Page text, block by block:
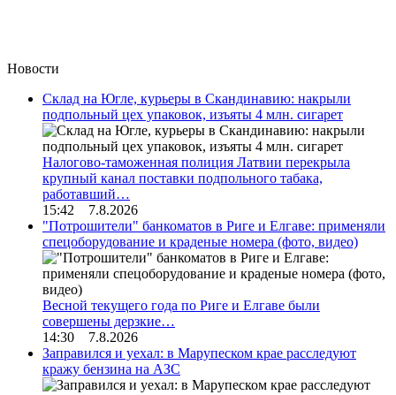
Новости
Склад на Югле, курьеры в Скандинавию: накрыли
подпольный цех упаковок, изъяты 4 млн. сигарет
Налогово-таможенная полиция Латвии перекрыла
крупный канал поставки подпольного табака,
работавший…
15:42 7.8.2026
"Потрошители" банкоматов в Риге и Елгаве: применяли
спецоборудование и краденые номера (фото, видео)
Весной текущего года по Риге и Елгаве были
совершены дерзкие…
14:30 7.8.2026
Заправился и уехал: в Марупеском крае расследуют
кражу бензина на АЗС